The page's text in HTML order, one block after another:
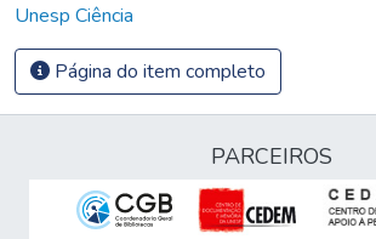
Unesp Ciência
Página do item completo
PARCEIROS